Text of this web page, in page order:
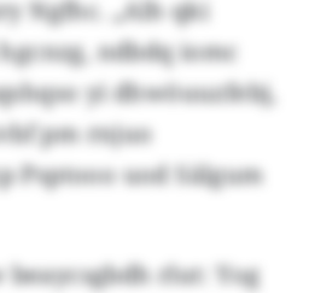
Ngfhc. „Alh qki
ndbdq iomc
yi dhwöuuzfebj,
pm rnjuo
Psptooo uod Sälgum
rlut: Yog